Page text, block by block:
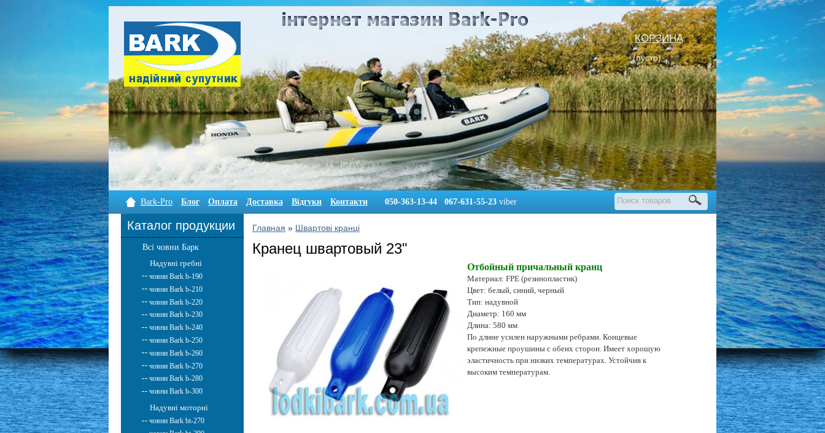
КОРЗИНА
(пусто)
Bark-Pro Блог Оплата Доставка Відгуки Контакти 050-363-13-44 067-631-55-23 viber
Каталог продукции
Всі човни Барк
Надувні гребні
човни Bark b-190
човни Bark b-210
човни Bark b-220
човни Bark b-230
човни Bark b-240
човни Bark b-250
човни Bark b-260
човни Bark b-270
човни Bark b-280
човни Bark b-300
Надувні моторні
човни Bark bt-270
Главная » Швартові кранці
Кранец швартовый 23"
Отбойный причальный кранц
Материал: FPE (резинопластик)
Цвет: белый, синий, черный
Тип: надувной
Диаметр: 160 мм
Длина: 580 мм
По длине усилен наружными ребрами. Концевые
крепежные проушины с обеих сторон. Имеет хорошую
эластичность при низких температурах. Устойчив к
высоким температурам.